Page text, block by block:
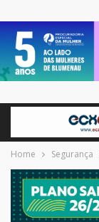
Home Segurança